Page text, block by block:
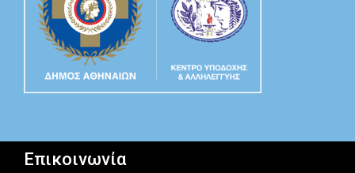
Επικοινωνία